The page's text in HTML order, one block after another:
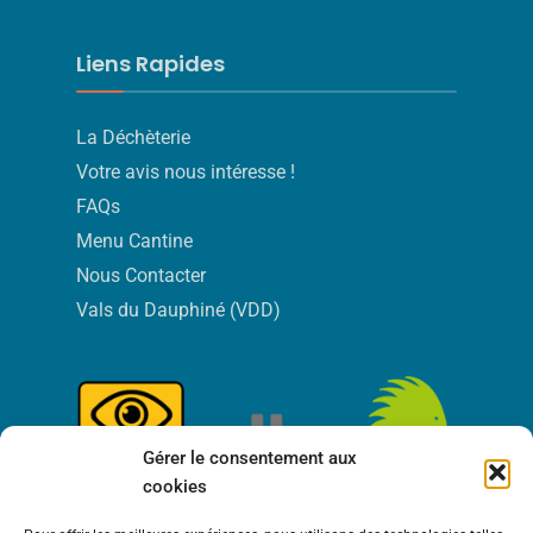
Gérer le consentement aux
cookies
Liens Rapides
La Déchèterie
Votre avis nous intéresse !
FAQs
Menu Cantine
Nous Contacter
Vals du Dauphiné (VDD)